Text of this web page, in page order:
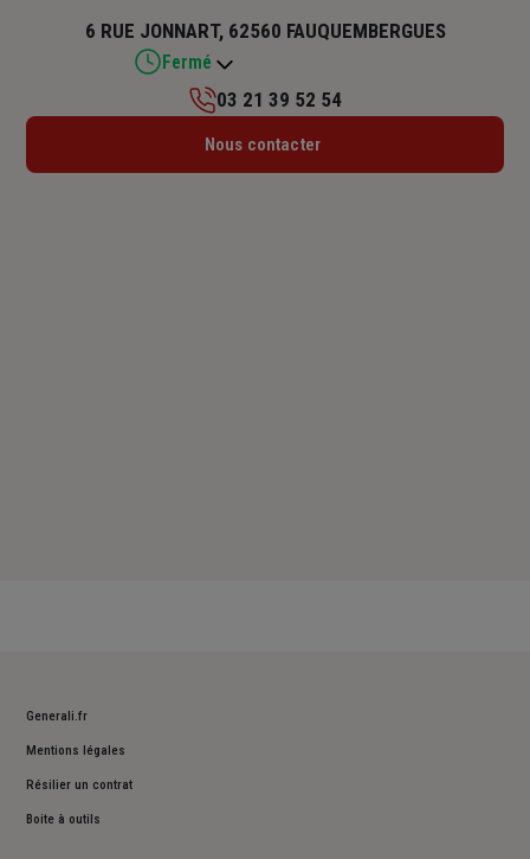
6 RUE JONNART, 62560 FAUQUEMBERGUES
Fermé
Lundi : 09h – 12h / 14h – 18h
03 21 39 52 54
Nous contacter
Generali.fr
Mentions légales
Résilier un contrat
Boite à outils